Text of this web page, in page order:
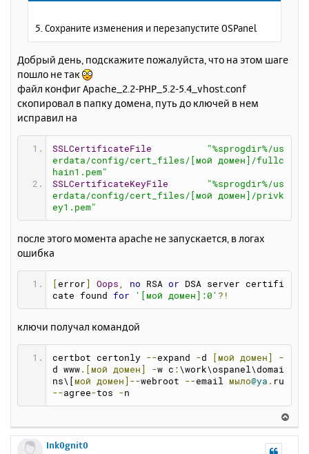
и
е
5. Сохраните изменения и перезапустите OSPanel
Добрый день, подскажите пожалуйста, что на этом шаге
пошло не так
файл конфиг Apache_2.2-PHP_5.2-5.4_vhost.conf
скопировал в папку домена, путь до ключей в нем
исправил на
SSLCertificateFile
"%sprogdir%/us
erdata/config/cert_files/[мой домен]/fullc
hain1.pem"
SSLCertificateKeyFile
"%sprogdir%/us
erdata/config/cert_files/[мой домен]/privk
ey1.pem"
после этого момента apache не запускается, в логах
ошибка
error Oops , no RSA or DSA server certifi
cate found for '[мой домен]:0' ?!
ключи получал командой
certbot certonly --expand -d [мой домен]
-
d www .[мой домен] -w c : \work\ospanel\domai
ns\[ мой домен]--webroot --email мыло@ya .
--agree-tos -n
е
Ink0gnit0